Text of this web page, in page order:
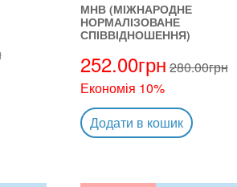
МНВ (МІЖНАРОДНЕ
НОРМАЛІЗОВАНЕ
СПІВВІДНОШЕННЯ)
252.00грн280.00грн
Економія 10%
Додати в кошик